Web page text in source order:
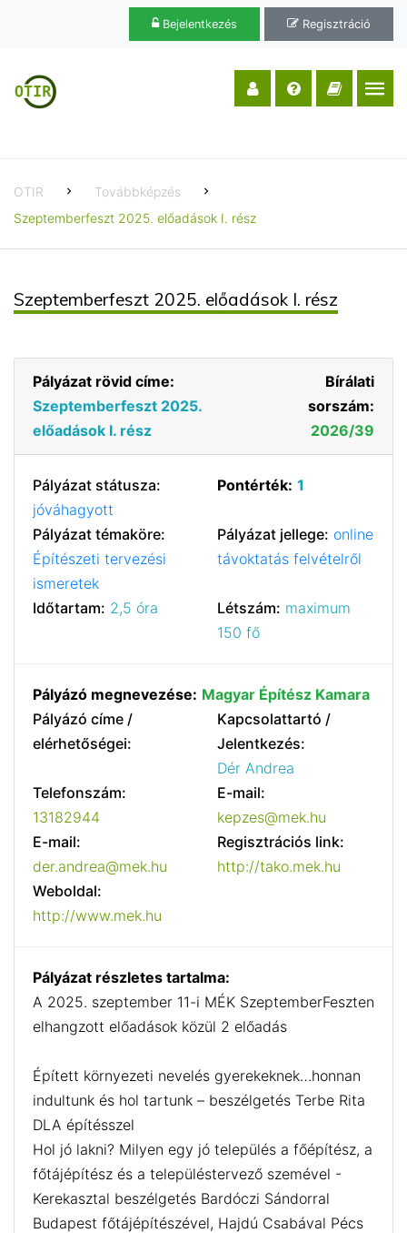
Bejelentkezés Regisztráció
OTIR
Továbbképzés
Szeptemberfeszt 2025. előadások I. rész
Szeptemberfeszt 2025. előadások I. rész
Pályázat rövid címe:
Szeptemberfeszt 2025.
előadások I. rész
Bírálati
sorszám:
2026/39
Pályázat státusza:
jóváhagyott
Pontérték: 1
Pályázat témaköre:
Építészeti tervezési
ismeretek
Pályázat jellege: online
távoktatás felvételről
Időtartam: 2,5 óra Létszám: maximum
150 fő
Pályázó megnevezése: Magyar Építész Kamara
Pályázó címe /
elérhetőségei:
Telefonszám:
13182944
E-mail:
der.andrea@mek.hu
Weboldal:
http://www.mek.hu
Kapcsolattartó /
Jelentkezés:
Dér Andrea
E-mail:
kepzes@mek.hu
Regisztrációs link:
http://tako.mek.hu
Pályázat részletes tartalma:
A 2025. szeptember 11-i MÉK SzeptemberFeszten
elhangzott előadások közül 2 előadás
Épített környezeti nevelés gyerekeknek…honnan
indultunk és hol tartunk – beszélgetés Terbe Rita
DLA építésszel
Hol jó lakni? Milyen egy jó település a főépítész, a
főtájépítész és a településtervező szemével -
Kerekasztal beszélgetés Bardóczi Sándorral
Budapest főtájépítészével, Hajdú Csabával Pécs